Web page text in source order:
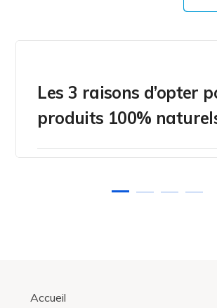
Les 3 raisons d’opter
produits 100%
Accueil